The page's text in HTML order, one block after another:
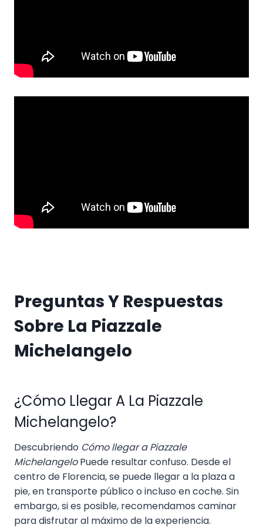
Preguntas Y Respuestas
Sobre La Piazzale
Michelangelo
¿Cómo Llegar A La Piazzale
Michelangelo?
Descubriendo Cómo llegar a Piazzale
MichelangeloPuede resultar confuso. Desde el
centro de Florencia, se puede llegar a la plaza a
pie, en transporte público o incluso en coche. Sin
embargo, si es posible, recomendamos caminar
para disfrutar al máximo de la experiencia.